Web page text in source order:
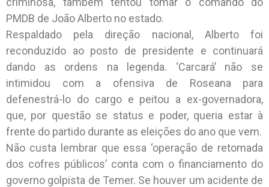
PMDB de João Alberto no estado.
Respaldado pela direção nacional, Alberto foi
reconduzido ao posto de presidente e continuará
dando as ordens na legenda. ‘Carcará’ não se
intimidou com a ofensiva de Roseana para
defenestrá-lo do cargo e peitou a ex-governadora,
que, por questão se status e poder, queria estar à
frente do partido durante as eleições do ano que vem.
Não custa lembrar que essa ‘operação de retomada
dos cofres públicos’ conta com o financiamento do
governo golpista de Temer. Se houver um acidente de